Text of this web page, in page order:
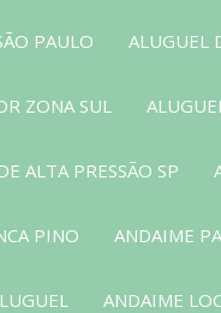
PAULO ALUGUEL
ZONA SUL
ALTA PRESSÃO SP
PINO ANDAIME
ANDAIME